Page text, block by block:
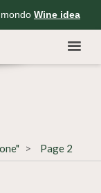
Wine idea
Page 2